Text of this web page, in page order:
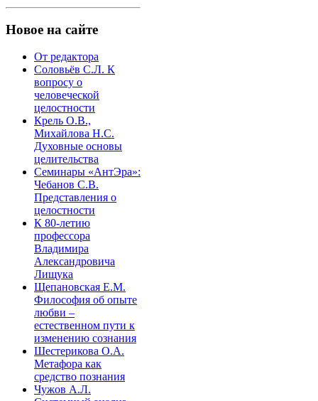
Новое на сайте
От редактора
Соловьёв С.Л. К
вопросу о
человеческой
целостности
Крель О.В.,
Михайлова Н.С.
Духовные основы
целительства
Семинары «АнтЭра»:
Чебанов С.В.
Представления о
целостности
К 80-летию
профессора
Владимира
Александровича
Лищука
Щепановская Е.М.
Философия об опыте
любви –
естественном пути к
изменению сознания
Шестерикова О.А.
Метафора как
средство познания
Чужов А.Л.